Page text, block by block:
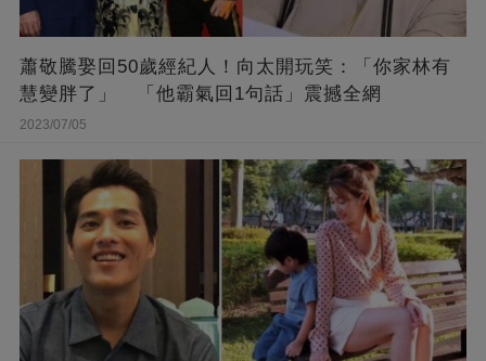
蕭敬騰娶回50歲經紀人！向太開玩笑：「你家林有
慧變胖了」 「他霸氣回1句話」震撼全網
2023/07/05